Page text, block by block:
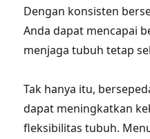
Dengan konsisten
Anda dapat mencapai
menjaga tubuh tetap
Tak hanya itu,
dapat meningkatkan
fleksibilitas tubuh.